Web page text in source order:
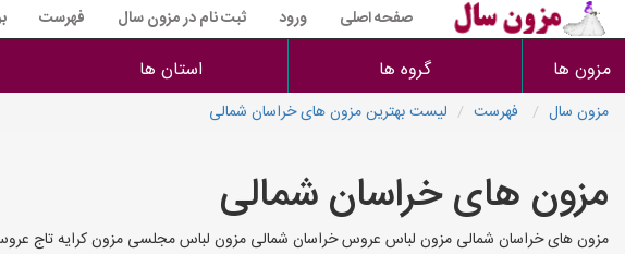
صفحه اصلی ورود ثبت نام در مزون سال فهرست
مزون ها گروه ها استان ها
مزون سال فهرست لیست بهترین مزون های خراسان شمالی
مزون های خراسان شمالی
مزون های خراسان شمالی مزون لباس عروس خراسان شمالی مزون لباس مجلسی مزون کرایه تاج